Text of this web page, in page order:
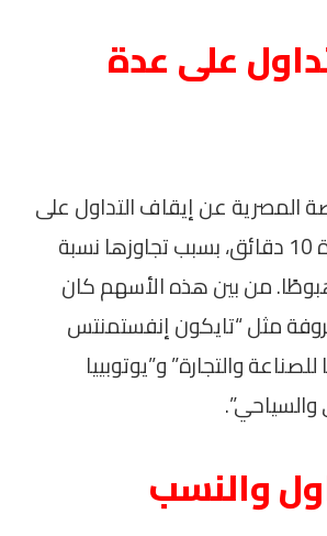
على عدة
المصرية عن إيقاف التداول على
سبعة أسهم لمدة 10 دقائق، بسبب تجاوزها نسبة
هبوطًا. من بين هذه الأسهم كان
مثل “تايكون إنفستمنتس
والتجارة” و”يوتوبييا
والسياحي”.
والنسب